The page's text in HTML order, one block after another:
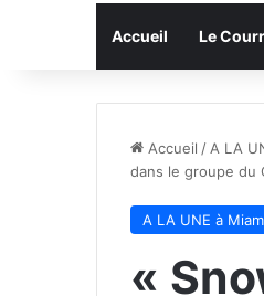
Accueil Le
Accueil / A LA
dans le groupe du
A LA UNE à
«